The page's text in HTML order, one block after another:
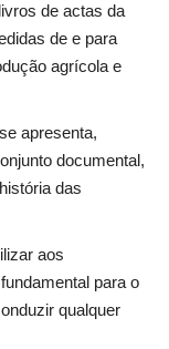
de actas da
de e para
agrícola e
apresenta,
documental,
das
aos
para o
qualquer